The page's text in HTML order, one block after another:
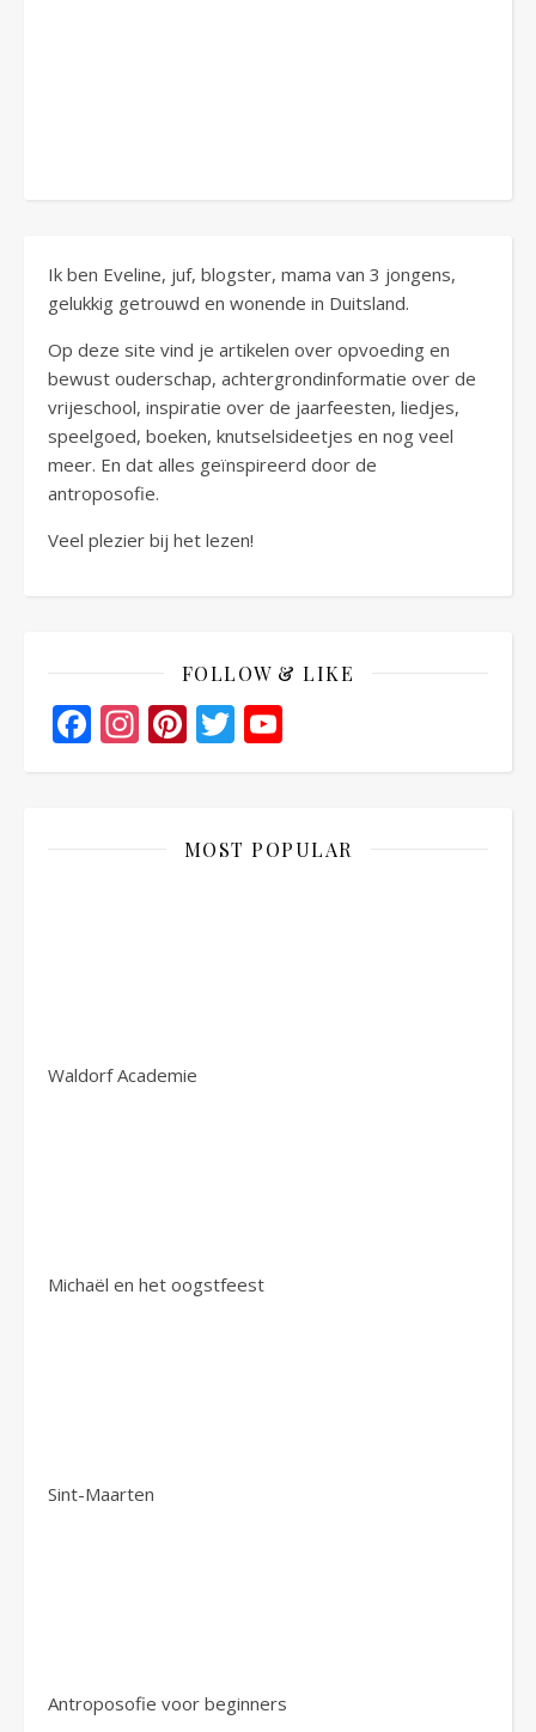
Ik ben Eveline, juf, blogster, mama van 3 jongens,
gelukkig getrouwd en wonende in Duitsland.
Op deze site vind je artikelen over opvoeding en
bewust ouderschap, achtergrondinformatie over de
vrijeschool, inspiratie over de jaarfeesten, liedjes,
speelgoed, boeken, knutselsideetjes en nog veel
meer. En dat alles geïnspireerd door de
antroposofie.
Veel plezier bij het lezen!
FOLLOW & LIKE
Facebook
Instagram
Pinterest
Twitter
Channel
MOST POPULAR
Waldorf Academie
Michaël en het oogstfeest
Sint-Maarten
Antroposofie voor beginners